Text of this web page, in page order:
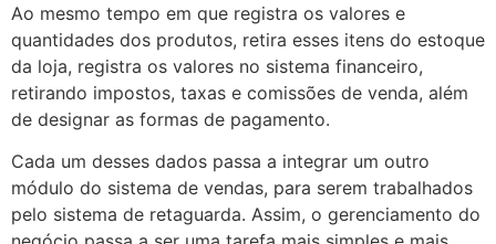
Ao mesmo tempo em que registra os valores e
quantidades dos produtos, retira esses itens do estoque
da loja, registra os valores no sistema financeiro,
retirando impostos, taxas e comissões de venda, além
de designar as formas de pagamento.
Cada um desses dados passa a integrar um outro
módulo do sistema de vendas, para serem trabalhados
pelo sistema de retaguarda. Assim, o gerenciamento do